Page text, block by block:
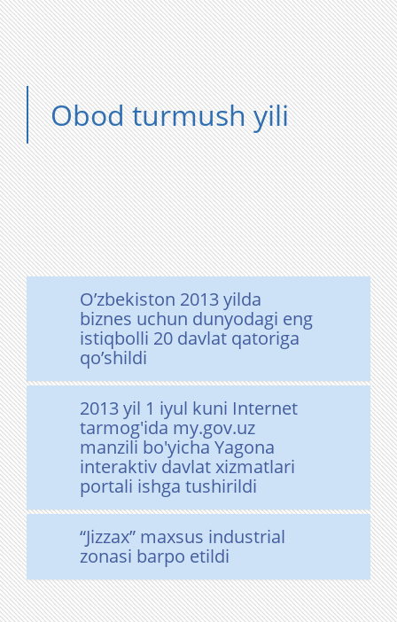
Obod turmush yili
O’zbekiston 2013 yilda
biznes uchun dunyodagi eng
istiqbolli 20 davlat qatoriga
qo’shildi
2013 yil 1 iyul kuni Internet
tarmog'ida my.gov.uz
manzili bo'yicha Yagona
interaktiv davlat xizmatlari
portali ishga tushirildi
“Jizzax” maxsus industrial
zonasi barpo etildi